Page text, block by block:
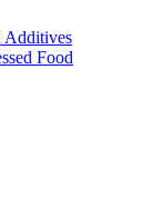
Additives
Food